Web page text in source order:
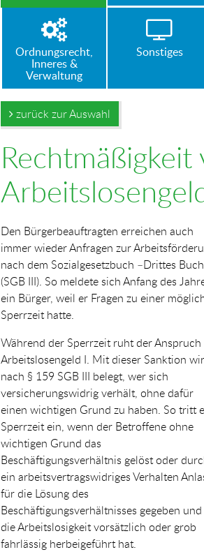
Ordnungsrecht,
Inneres &
Verwaltung
Sonstiges
zurück zur Auswahl
Den Bürgerbeauftragten erreichen auch
immer wieder Anfragen zur
nach dem Sozialgesetzbuch –Drittes Buch
(SGB III). So meldete sich Anfang des
ein Bürger, weil er Fragen zu einer
Sperrzeit hatte.
Während der Sperrzeit ruht der Anspruch
Arbeitslosengeld I. Mit dieser Sanktion
nach § 159 SGB III belegt, wer sich
versicherungswidrig verhält, ohne dafür
einen wichtigen Grund zu haben. So tritt
Sperrzeit ein, wenn der Betroffene ohne
wichtigen Grund das
Beschäftigungsverhältnis gelöst oder
ein arbeitsvertragswidriges Verhalten
für die Lösung des
Beschäftigungsverhältnisses gegeben und
die Arbeitslosigkeit vorsätzlich oder grob
fahrlässig herbeigeführt hat.